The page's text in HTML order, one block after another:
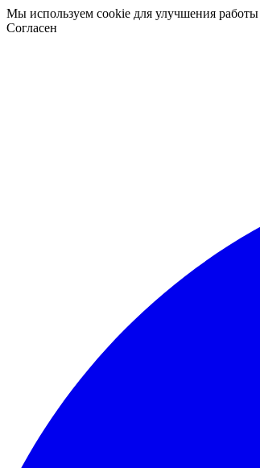
Мы используем cookie для улучшения
Согласен